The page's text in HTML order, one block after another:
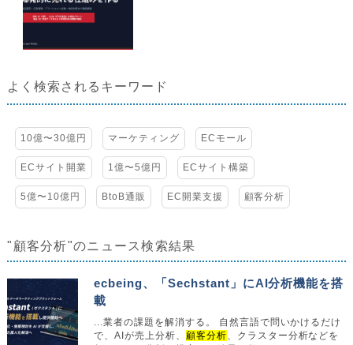
よく検索されるキーワード
10億〜30億円 マーケティング ECモール
ECサイト開業 1億〜5億円 ECサイト構築
5億〜10億円 BtoB通販 EC開業支援 顧客分析
"顧客分析"のニュース検索結果
ecbeing、「Sechstant」にAI分析機能を搭
載
...業者の課題を解消する。 自然言語で問いかけるだけ
で、AIが売上分析、 顧客分析 、クラスター分析などを